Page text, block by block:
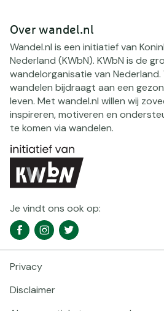
Over wandel.nl
Wandel.nl is een initiatief van
Nederland (KWbN). KWbN is de
wandelorganisatie van
wandelen bijdraagt aan een
leven. Met wandel.nl willen wij
inspireren, motiveren en
te komen via wandelen.
Je vindt ons ook op:
Social
media
FacebookInstagramTwitter
Footer
navigatie
Privacy
Disclaimer